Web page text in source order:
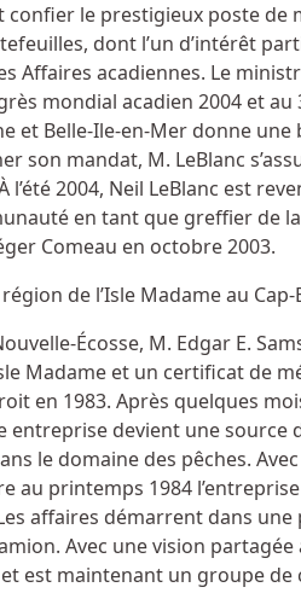
confier le prestigieux poste de
dont l’un d’intérêt
Affaires acadiennes. Le
mondial acadien 2004 et au
et Belle-Ile-en-Mer donne une
son mandat, M. LeBlanc
2004, Neil LeBlanc est
en tant que greffier de
Comeau en octobre 2003.
région de l’Isle Madame au
Écosse, M. Edgar E.
Madame et un certificat de
en 1983. Après quelques
entreprise devient une source
le domaine des pêches.
au printemps 1984 l’entreprise
affaires démarrent dans
Avec une vision partagée
est maintenant un groupe de